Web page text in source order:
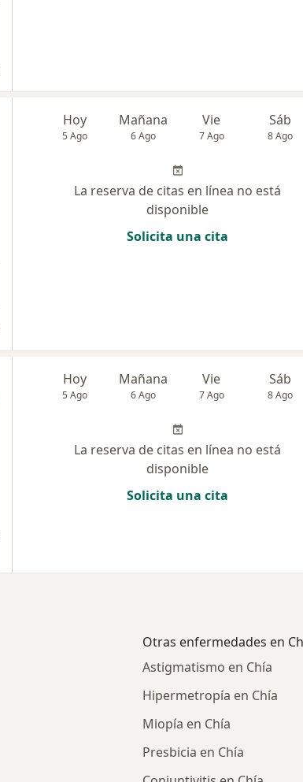
Hoy
5 Ago
Mañana
6 Ago
Vie
7 Ago
Sáb
8 Ago
La reserva de citas en línea no está
disponible
Solicita una cita
Hoy
5 Ago
Mañana
6 Ago
Vie
7 Ago
Sáb
8 Ago
La reserva de citas en línea no está
disponible
Solicita una cita
Otras enfermedades en
Astigmatismo en Chía
Hipermetropía en Chía
Miopía en Chía
Presbicia en Chía